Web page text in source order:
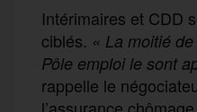
Intérimaires et CDD
ciblés. « La moitié
Pôle emploi le sont
rappelle le